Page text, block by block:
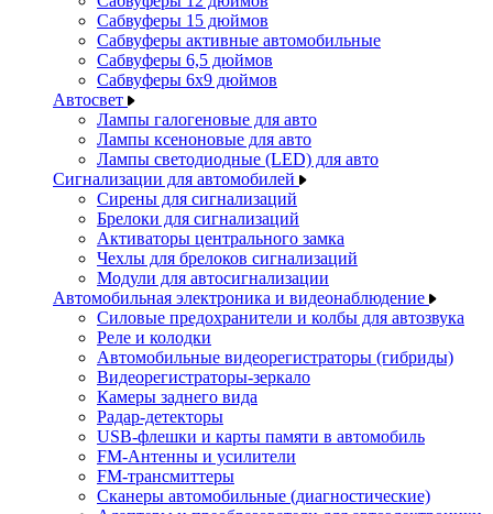
Сабвуферы 15 дюймов
Сабвуферы активные автомобильные
Сабвуферы 6,5 дюймов
Сабвуферы 6x9 дюймов
Автосвет
Лампы галогеновые для авто
Лампы ксеноновые для авто
Лампы светодиодные (LED) для авто
Сигнализации для автомобилей
Сирены для сигнализаций
Брелоки для сигнализаций
Активаторы центрального замка
Чехлы для брелоков сигнализаций
Модули для автосигнализации
Автомобильная электроника и видеонаблюдение
Силовые предохранители и колбы для автозвука
Реле и колодки
Автомобильные видеорегистраторы (гибриды)
Видеорегистраторы-зеркало
Камеры заднего вида
Радар-детекторы
USB-флешки и карты памяти в автомобиль
FM-Антенны и усилители
FM-трансмиттеры
Сканеры автомобильные (диагностические)